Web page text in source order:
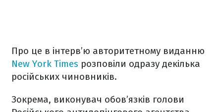
Про це в інтерв’ю авторитетному виданню
New York Times розповіли одразу декілька
російських чиновників.
Зокрема, виконувач обов’язків голови